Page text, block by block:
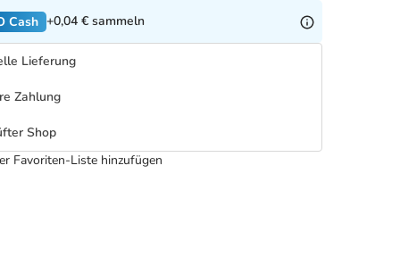
Cash +0,04 € sammeln
Lieferung
Zahlung
Shop
Favoriten-Liste hinzufügen